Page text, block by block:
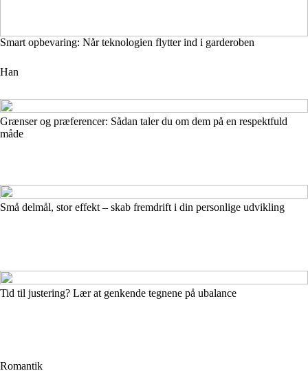
Smart opbevaring: Når teknologien flytter ind i garderoben
Han
Grænser og præferencer: Sådan taler du om dem på en respektfuld
måde
Små delmål, stor effekt – skab fremdrift i din personlige udvikling
Tid til justering? Lær at genkende tegnene på ubalance
Romantik